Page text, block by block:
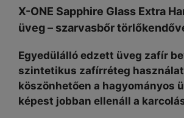
was:
10.970 Ft.
is:
6.970 Ft.
X-ONE Sapphire Glass Extra
üveg – szarvasbőr
Egyedülálló edzett üveg zafír
szintetikus zafírréteg
köszönhetően a hagyományos
képest jobban ellenáll a